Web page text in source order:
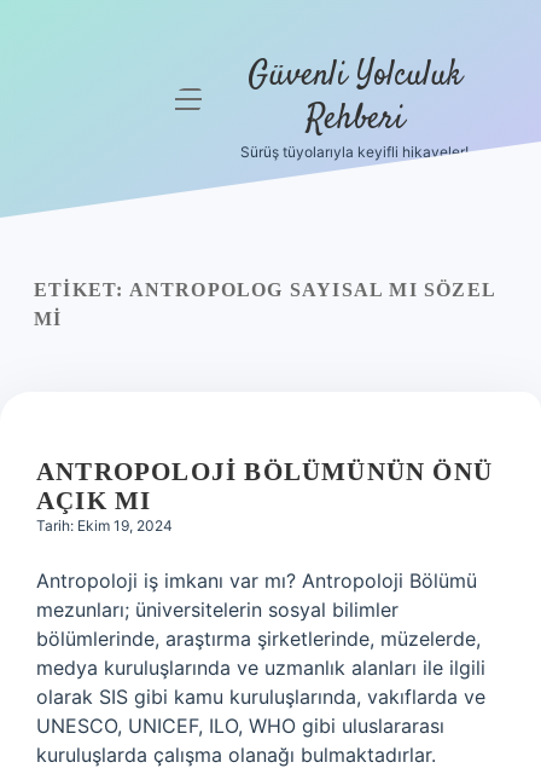
Yasal Uyarı
menüyü Güvenli Yolculuk
Rehberi
Sürüş tüyolarıyla keyifli hikayeler!
ETIKET: ANTROPOLOG SAYISAL MI SÖZEL
MI
ANTROPOLOJI BÖLÜMÜNÜN ÖNÜ
AÇIK MI
Tarih: Ekim 19, 2024
Antropoloji iş imkanı var mı? Antropoloji Bölümü
mezunları; üniversitelerin sosyal bilimler
bölümlerinde, araştırma şirketlerinde, müzelerde,
medya kuruluşlarında ve uzmanlık alanları ile ilgili
olarak SIS gibi kamu kuruluşlarında, vakıflarda ve
UNESCO, UNICEF, ILO, WHO gibi uluslararası
kuruluşlarda çalışma olanağı bulmaktadırlar.